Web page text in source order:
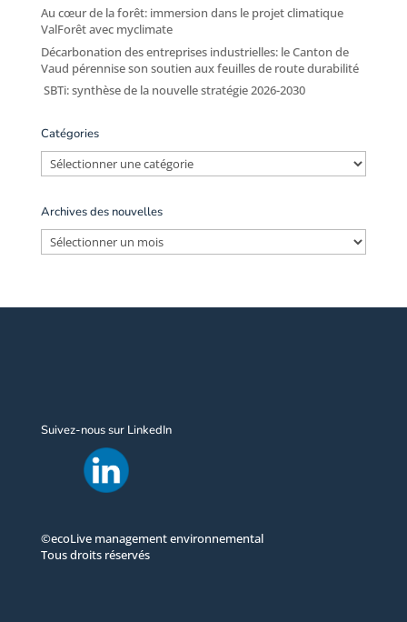
Au cœur de la forêt: immersion dans le projet climatique
ValForêt avec myclimate
Décarbonation des entreprises industrielles: le Canton de
Vaud pérennise son soutien aux feuilles de route durabilité
SBTi: synthèse de la nouvelle stratégie 2026-2030
Catégories
Catégories
Archives des nouvelles
Archives
des
Suivez-nous sur LinkedIn
©ecoLive management environnemental
Tous droits réservés